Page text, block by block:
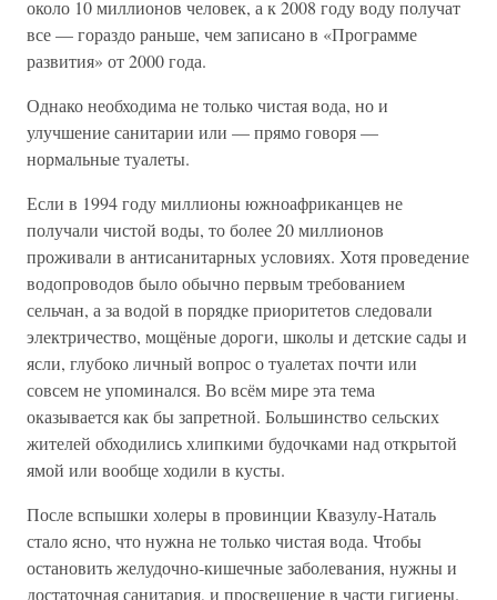
около 10 миллионов человек, а к 2008 году воду получат
все — гораздо раньше, чем записано в «Программе
развития» от 2000 года.
Однако необходима не только чистая вода, но и
улучшение санитарии или — прямо говоря —
нормальные туалеты.
Если в 1994 году миллионы южноафриканцев не
получали чистой воды, то более 20 миллионов
проживали в антисанитарных условиях. Хотя проведение
водопроводов было обычно первым требованием
сельчан, а за водой в порядке приоритетов следовали
электричество, мощёные дороги, школы и детские сады и
ясли, глубоко личный вопрос о туалетах почти или
совсем не упоминался. Во всём мире эта тема
оказывается как бы запретной. Большинство сельских
жителей обходились хлипкими будочками над открытой
ямой или вообще ходили в кусты.
После вспышки холеры в провинции Квазулу-Наталь
стало ясно, что нужна не только чистая вода. Чтобы
остановить желудочно-кишечные заболевания, нужны и
достаточная санитария, и просвещение в части гигиены.